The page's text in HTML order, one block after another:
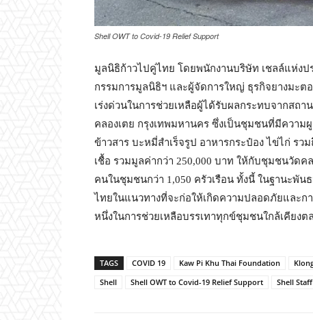
Shell OWT to Covid-19 Relief Support
มูลนิธิก้าวไปคู่ไทย โดยพนักงานบริษัท เชลล์แห่ง
กรรมการมูลนิธิฯ และผู้จัดการใหญ่ ธุรกิจยางมะต
เร่งด่วนในการช่วยเหลือผู้ได้รับผลกระทบจากสถ
คลองเตย กรุงเทพมหานคร ซึ่งเป็นชุมชนที่มีความ
ข้าวสาร บะหมี่สำเร็จรูป อาหารกระป๋อง ไข่ไก่
เชื้อ รวมมูลค่ากว่า 250,000 บาท ให้กับชุมชนวัดค
คนในชุมชนกว่า 1,050 ครัวเรือน ทั้งนี้ ในฐานะพัน
ไทยในแนวทางที่จะก่อให้เกิดความปลอดภัยและ
หนึ่งในการช่วยเหลือบรรเทาทุกข์ชุมชนใกล้เคีย
TAGS COVID 19 Kaw Pi Khu Thai Foundation
Shell
Shell OWT to Covid-19 Relief Support Shell Staff